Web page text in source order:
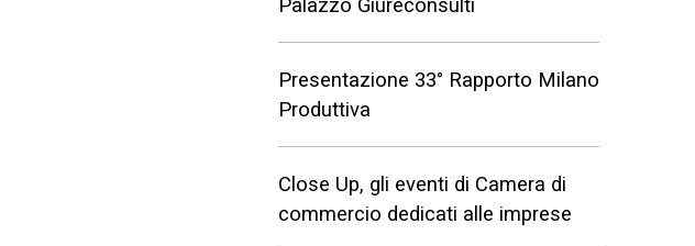
Palazzo Giureconsulti
Presentazione 33° Rapporto Milano
Produttiva
Close Up, gli eventi di Camera di
commercio dedicati alle imprese